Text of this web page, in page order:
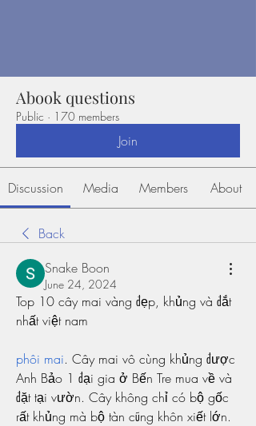
Abook questions
Public · 170 members
Join
Discussion Media Members About
Back
Snake Boon
June 24, 2024
Top 10 cây mai vàng đẹp, khủng và đắt
nhất việt nam
phôi mai. Cây mai vô cùng khủng được
Anh Bảo 1 đại gia ở Bến Tre mua về và
đặt tại vườn. Cây không chỉ có bộ gốc
rất khủng mà bộ tàn cũng khôn xiết lớn.